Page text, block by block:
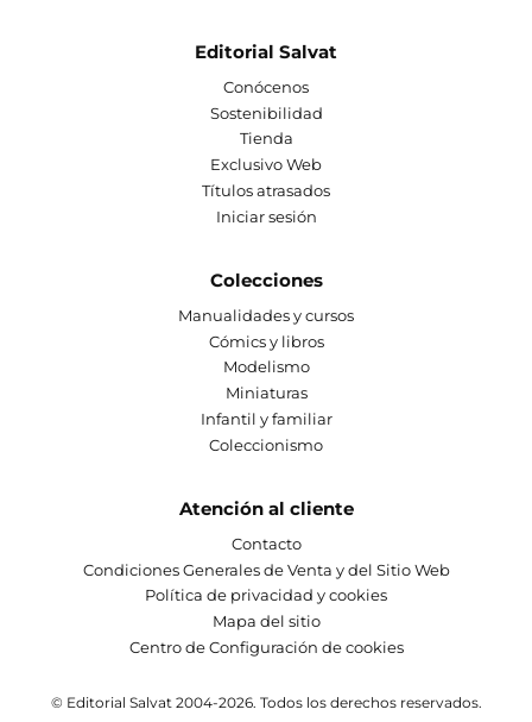
Editorial Salvat
Conócenos
Sostenibilidad
Tienda
Exclusivo Web
Títulos atrasados
Iniciar sesión
Colecciones
Manualidades y cursos
Cómics y libros
Modelismo
Miniaturas
Infantil y familiar
Coleccionismo
Atención al cliente
Contacto
Condiciones Generales de Venta y del Sitio Web
Política de privacidad y cookies
Mapa del sitio
Centro de Configuración de cookies
© Editorial Salvat 2004-2026. Todos los derechos reservados.